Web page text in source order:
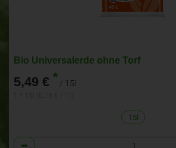
Bio Universalerde ohne Torf
5,49 € * / 15l
15l
Anzahl